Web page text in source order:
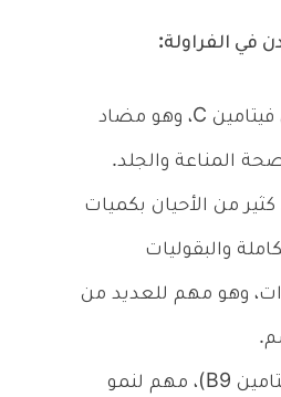
في الفراولة:
تحتوي الفراولة على فيتامين C، وهو مضاد
المناعة والجلد.
كثير من الأحيان بكميات
والبقوليات
وهو مهم للعديد من
حمض الفوليك (فيتامين B9)، مهم لنمو